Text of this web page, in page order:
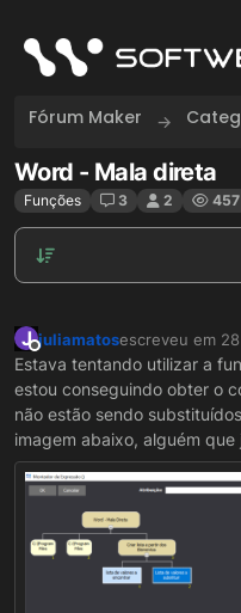
Fórum Maker
Word - Mala direta
Funções 3 2 457
J
Offline
juliamatosescreveu em
última edição por
Estava tentando utilizar a
estou conseguindo obter o
não estão sendo
imagem abaixo, alguém